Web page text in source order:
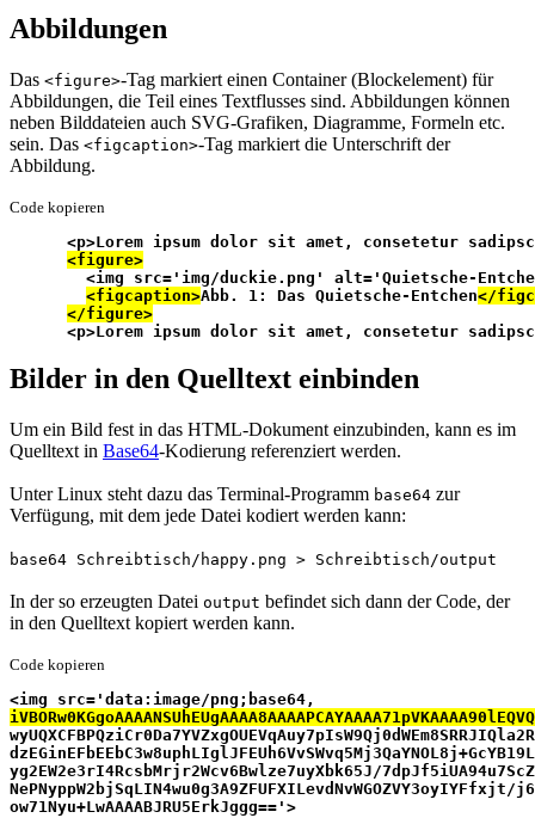
Abbildungen
Das <figure>-Tag markiert einen Container (Blockelement) für
Abbildungen, die Teil eines Textflusses sind. Abbildungen können
neben Bilddateien auch SVG-Grafiken, Diagramme, Formeln etc.
sein. Das <figcaption>-Tag markiert die Unterschrift der
Abbildung.
Code kopieren
<p>Lorem ipsum dolor sit amet, consetetur
<figure>
<img src='img/duckie.png' alt='Quietsche-
<figcaption>Abb. 1: Das Quietsche-Entchen</
</figure>
<p>Lorem ipsum dolor sit amet, consetetur
Bilder in den Quelltext einbinden
Um ein Bild fest in das HTML-Dokument einzubinden, kann es im
Quelltext in Base64-Kodierung referenziert werden.
Unter Linux steht dazu das Terminal-Programm base64 zur
Verfügung, mit dem jede Datei kodiert werden kann:
base64 Schreibtisch/happy.png > Schreibtisch/output
In der so erzeugten Datei output befindet sich dann der Code, der
in den Quelltext kopiert werden kann.
Code kopieren
<img src='data:image/png;base64,
yg2EW2e3rI4RcsbMrjr2Wcv6Bwlze7uyXbk65J/
NePNyppW2bjSqLIN4wu0g3A9ZFUFXILevdNvWGOZVY3oyIYFfxjt/
ow71Nyu+LwAAAABJRU5ErkJggg=='>